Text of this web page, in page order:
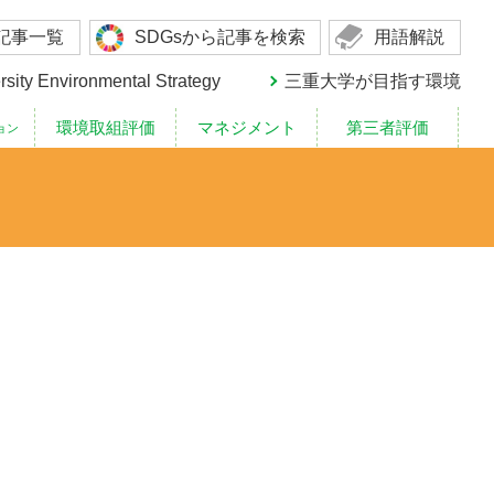
事一覧 SDGsから記事を検索 用語解説
Environmental Strategy 三重大学が目指す環境